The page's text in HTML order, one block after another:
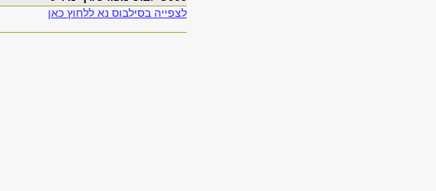
לצפייה בסילבוס נא ללחוץ כאן